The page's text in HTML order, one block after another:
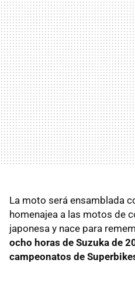
La moto será ensamblada
homenajea a las motos de
japonesa y nace para
ocho horas de Suzuka de
campeonatos de